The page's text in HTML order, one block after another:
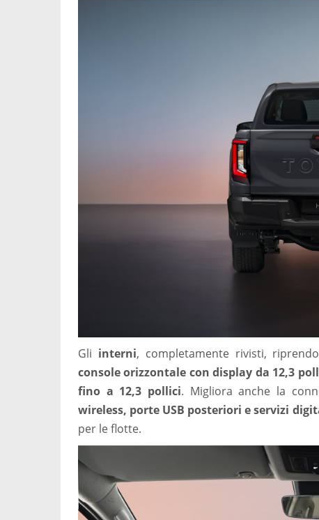
Gli interni, completamente rivisti,
console orizzontale con display da 12,3
fino a 12,3 pollici. Migliora anche la
wireless, porte USB posteriori e servizi
per le flotte.